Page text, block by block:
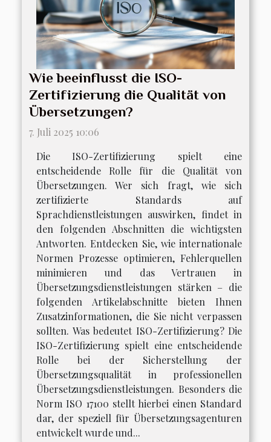
Wie beeinflusst die ISO-
Zertifizierung die Qualität von
Übersetzungen?
7. Juli 2025 10:06
Die ISO-Zertifizierung spielt eine
entscheidende Rolle für die Qualität von
Übersetzungen. Wer sich fragt, wie sich
zertifizierte Standards auf
Sprachdienstleistungen auswirken, findet in
den folgenden Abschnitten die wichtigsten
Antworten. Entdecken Sie, wie internationale
Normen Prozesse optimieren, Fehlerquellen
minimieren und das Vertrauen in
Übersetzungsdienstleistungen stärken – die
folgenden Artikelabschnitte bieten Ihnen
Zusatzinformationen, die Sie nicht verpassen
sollten. Was bedeutet ISO-Zertifizierung? Die
ISO-Zertifizierung spielt eine entscheidende
Rolle bei der Sicherstellung der
Übersetzungsqualität in professionellen
Übersetzungsdienstleistungen. Besonders die
Norm ISO 17100 stellt hierbei einen Standard
dar, der speziell für Übersetzungsagenturen
entwickelt wurde und...